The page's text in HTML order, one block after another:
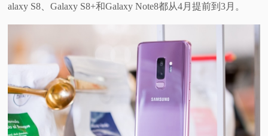
alaxy S8、Galaxy S8+和Galaxy Note8都从4月提前到3月。